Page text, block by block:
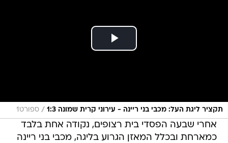
תקציר ליגת העל: מכבי בני ריינה - עירוני קרית שמונה 1:3 / ספורט1
אחרי שבעה הפסדי בית רצופים, נקודה אחת בלבד
כמארחת ובכלל המאזן הגרוע בליגה, מכבי בני ריינה